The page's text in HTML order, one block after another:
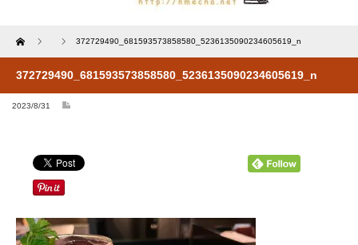
Home 372729490_681593573858580_5236135090234605619_n
372729490_681593573858580_5236135090234605619_n
2023/8/31